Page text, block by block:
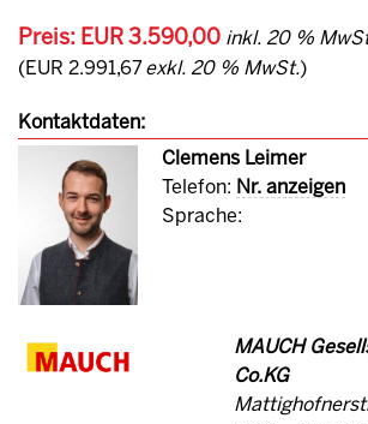
Preis: EUR 3.590,00 inkl. 20 %
(EUR 2.991,67 exkl. 20 % MwSt.)
Kontaktdaten:
Clemens Leimer
Telefon: Nr. anzeigen
Sprache:
MAUCH
Co.KG